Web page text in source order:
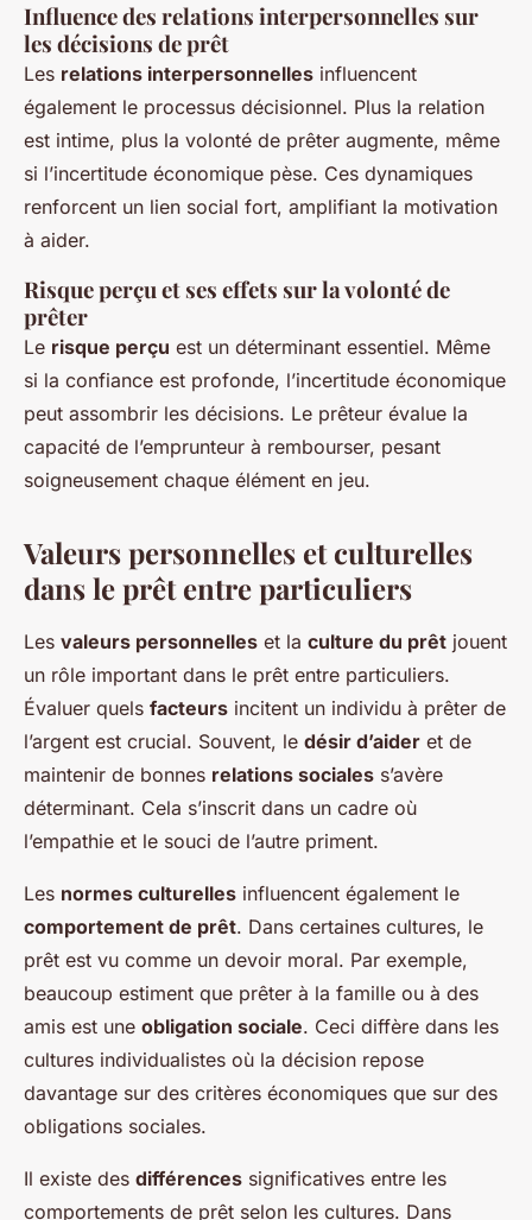
Influence des relations interpersonnelles sur
les décisions de prêt
Les relations interpersonnelles influencent
également le processus décisionnel. Plus la relation
est intime, plus la volonté de prêter augmente, même
si l’incertitude économique pèse. Ces dynamiques
renforcent un lien social fort, amplifiant la motivation
à aider.
Risque perçu et ses effets sur la volonté de
prêter
Le risque perçu est un déterminant essentiel. Même
si la confiance est profonde, l’incertitude économique
peut assombrir les décisions. Le prêteur évalue la
capacité de l’emprunteur à rembourser, pesant
soigneusement chaque élément en jeu.
Valeurs personnelles et culturelles
dans le prêt entre particuliers
Les valeurs personnelles et la culture du prêt jouent
un rôle important dans le prêt entre particuliers.
Évaluer quels facteurs incitent un individu à prêter de
l’argent est crucial. Souvent, le désir d’aider et de
maintenir de bonnes relations sociales s’avère
déterminant. Cela s’inscrit dans un cadre où
l’empathie et le souci de l’autre priment.
Les normes culturelles influencent également le
comportement de prêt. Dans certaines cultures, le
prêt est vu comme un devoir moral. Par exemple,
beaucoup estiment que prêter à la famille ou à des
amis est une obligation sociale. Ceci diffère dans les
cultures individualistes où la décision repose
davantage sur des critères économiques que sur des
obligations sociales.
Il existe des différences significatives entre les
comportements de prêt selon les cultures. Dans